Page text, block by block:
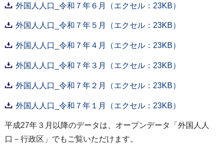
外国人人口_令和７年６月（エクセル：23KB）
外国人人口_令和７年５月（エクセル：23KB）
外国人人口_令和７年４月（エクセル：23KB）
外国人人口_令和７年３月（エクセル：23KB）
外国人人口_令和７年２月（エクセル：23KB）
外国人人口_令和７年１月（エクセル：23KB）
平成27年３月以降のデータは、オープンデータ「外国人人
口－行政区」でもご覧いただけます。